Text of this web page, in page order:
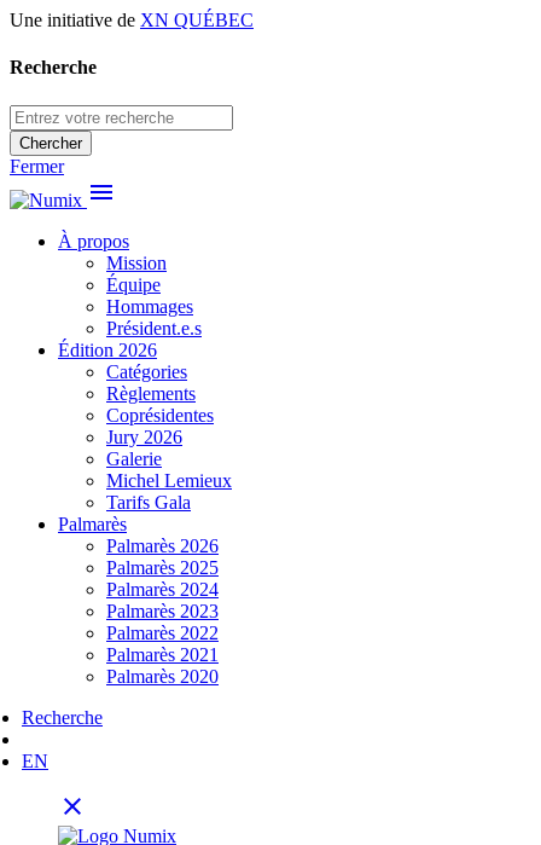
Une initiative de XN QUÉBEC
Recherche
Chercher
Fermer
menu
À propos
Mission
Équipe
Hommages
Président.e.s
Édition 2026
Catégories
Règlements
Coprésidentes
Jury 2026
Galerie
Michel Lemieux
Tarifs Gala
Palmarès
Palmarès 2026
Palmarès 2025
Palmarès 2024
Palmarès 2023
Palmarès 2022
Palmarès 2021
Palmarès 2020
Recherche
EN
close